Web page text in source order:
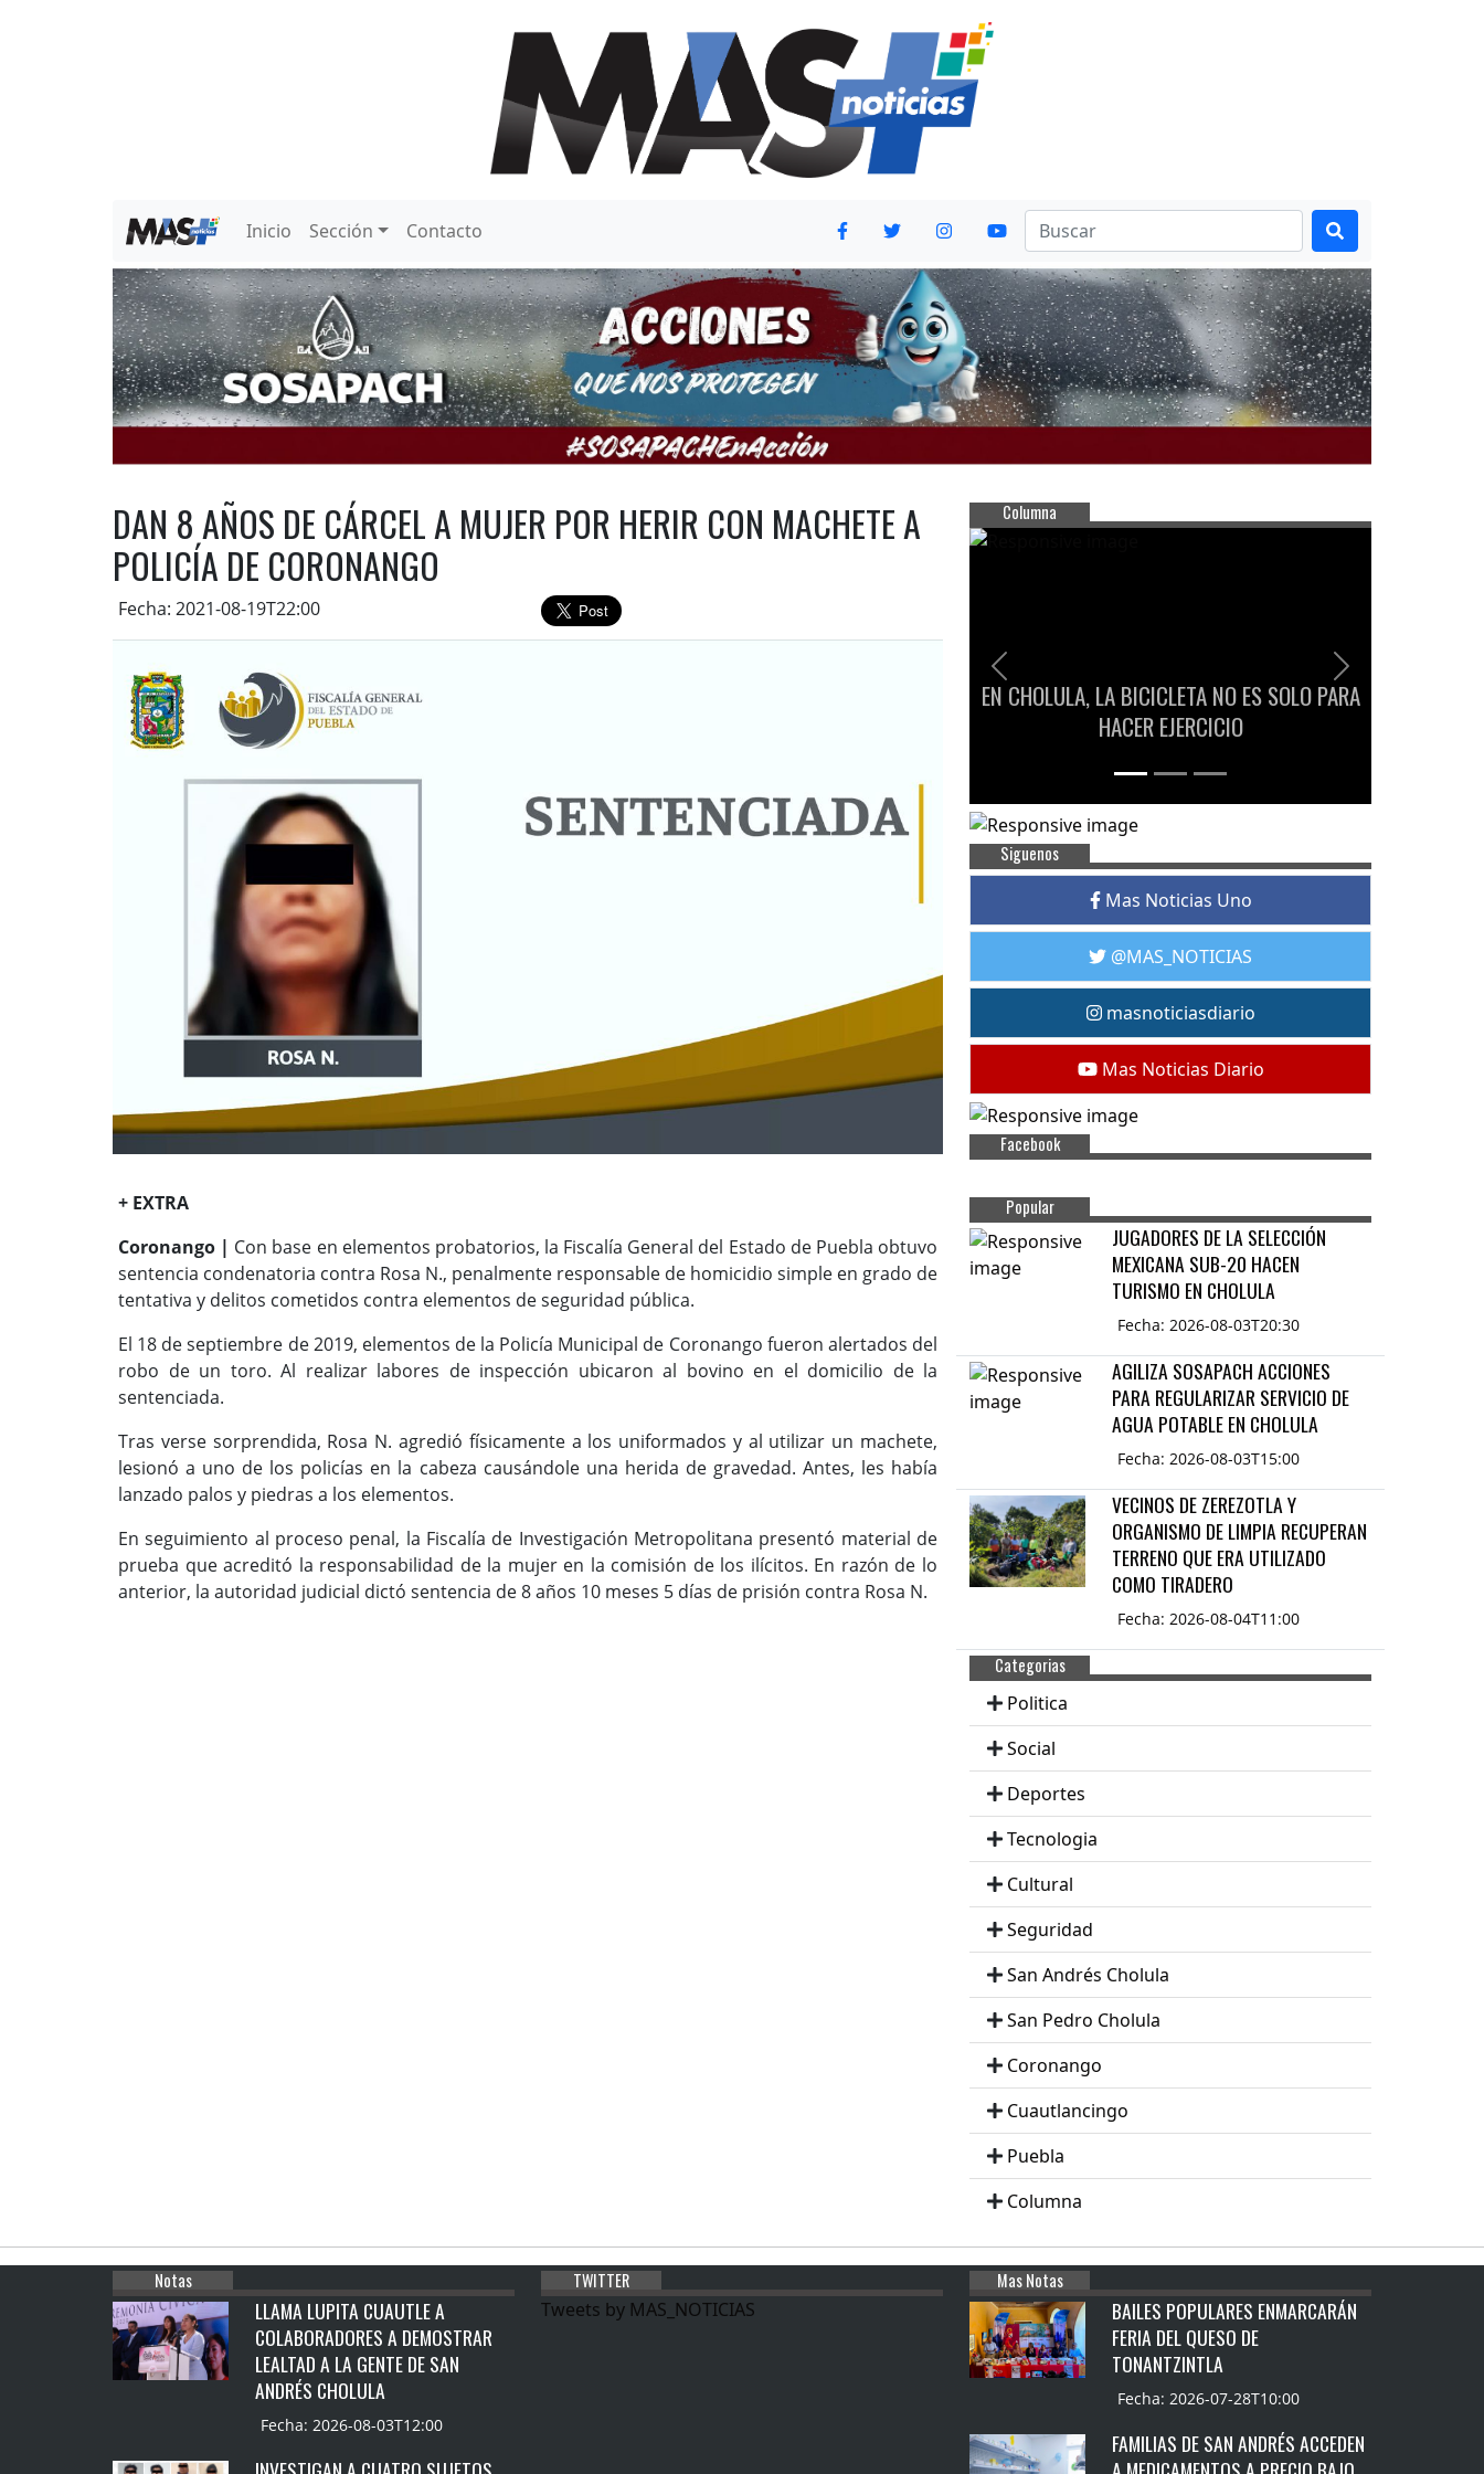
Inicio Sección Contacto
DAN 8 AÑOS DE CÁRCEL A MUJER POR HERIR CON MACHETE A
POLICÍA DE CORONANGO
Fecha: 2021-08-19T22:00
+ EXTRA
Coronango | Con base en elementos probatorios, la Fiscalía General del Estado de Puebla obtuvo
sentencia condenatoria contra Rosa N., penalmente responsable de homicidio simple en grado de
tentativa y delitos cometidos contra elementos de seguridad pública.
El 18 de septiembre de 2019, elementos de la Policía Municipal de Coronango fueron alertados del
robo de un toro. Al realizar labores de inspección ubicaron al bovino en el domicilio de la
sentenciada.
Tras verse sorprendida, Rosa N. agredió físicamente a los uniformados y al utilizar un machete,
lesionó a uno de los policías en la cabeza causándole una herida de gravedad. Antes, les había
lanzado palos y piedras a los elementos.
En seguimiento al proceso penal, la Fiscalía de Investigación Metropolitana presentó material de
prueba que acreditó la responsabilidad de la mujer en la comisión de los ilícitos. En razón de lo
anterior, la autoridad judicial dictó sentencia de 8 años 10 meses 5 días de prisión contra Rosa N.
Columna
EN CHOLULA, LA BICICLETA NO ES SOLO PARA
HACER EJERCICIO
Previous Next
Siguenos
Mas Noticias Uno
@MAS_NOTICIAS
masnoticiasdiario
Mas Noticias Diario
Facebook
Popular
JUGADORES DE LA SELECCIÓN
MEXICANA SUB-20 HACEN
TURISMO EN CHOLULA
Fecha: 2026-08-03T20:30
AGILIZA SOSAPACH ACCIONES
PARA REGULARIZAR SERVICIO DE
AGUA POTABLE EN CHOLULA
Fecha: 2026-08-03T15:00
VECINOS DE ZEREZOTLA Y
ORGANISMO DE LIMPIA RECUPERAN
TERRENO QUE ERA UTILIZADO
COMO TIRADERO
Fecha: 2026-08-04T11:00
Categorias
Politica
Social
Deportes
Tecnologia
Cultural
Seguridad
San Andrés Cholula
San Pedro Cholula
Coronango
Cuautlancingo
Puebla
Columna
Notas
LLAMA LUPITA CUAUTLE A
COLABORADORES A DEMOSTRAR
LEALTAD A LA GENTE DE SAN
ANDRÉS CHOLULA
Fecha: 2026-08-03T12:00
TWITTER
Tweets by MAS_NOTICIAS
Mas Notas
BAILES POPULARES ENMARCARÁN
FERIA DEL QUESO DE
TONANTZINTLA
Fecha: 2026-07-28T10:00
FAMILIAS DE SAN ANDRÉS ACCEDEN